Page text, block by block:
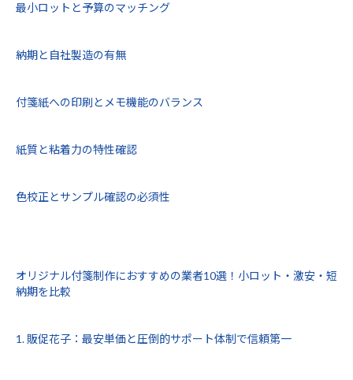
最小ロットと予算のマッチング
納期と自社製造の有無
付箋紙への印刷とメモ機能のバランス
紙質と粘着力の特性確認
色校正とサンプル確認の必須性
オリジナル付箋制作におすすめの業者10選！小ロット・激安・短
納期を比較
1. 販促花子：最安単価と圧倒的サポート体制で信頼第一